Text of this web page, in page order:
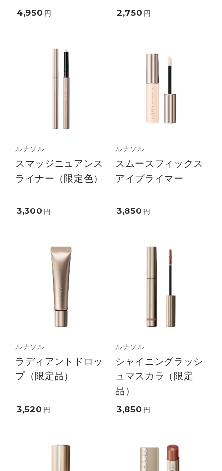
4,950 円 2,750 円
ルナソル
スマッジニュアンス
ライナー（限定色）
3,300 円
ルナソル
スムースフィックス
アイプライマー
3,850 円
ルナソル
ラディアントドロッ
プ（限定品）
3,520 円
ルナソル
シャイニングラッシ
ュマスカラ（限定
品）
3,850 円